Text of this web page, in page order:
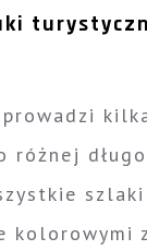
prowadzi
różnej
kolorowymi